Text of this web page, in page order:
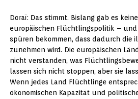
Doraï: Das stimmt. Bislang gab es
europäischen Flüchtlingspolitik – und
spüren bekommen, dass dadurch die
zunehmen wird. Die europäischen
nicht verstanden, was
lassen sich nicht stoppen, aber sie
Wenn jedes Land Flüchtlinge
ökonomischen Kapazität und